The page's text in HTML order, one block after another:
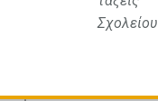
Σχολείου